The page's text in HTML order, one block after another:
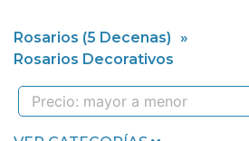
Rosarios (5 Decenas) »
Rosarios Decorativos